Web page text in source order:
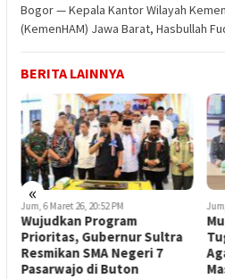
Bogor — Kepala Kantor Wilayah
(KemenHAM) Jawa Barat, Hasbullah
BERITA LAINNYA
«
Jum, 6 Maret 26, 20:52 PM
Wujudkan Program
Prioritas, Gubernur Sultra
Resmikan SMA Negeri 7
Pasarwajo di Buton